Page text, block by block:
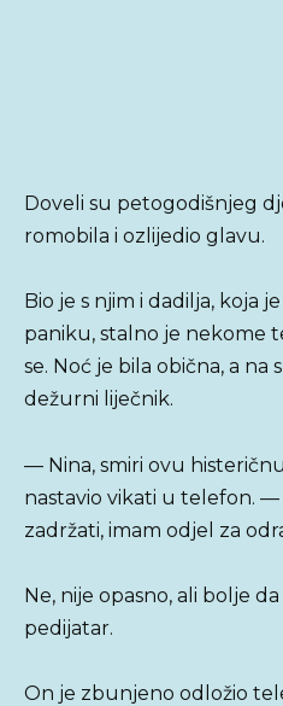
Doveli su petogodišnjeg
romobila i ozlijedio glavu.
Bio je s njim i dadilja, koja
paniku, stalno je nekome
se. Noć je bila obična, a na
dežurni liječnik.
— Nina, smiri ovu
nastavio vikati u telefon.
zadržati, imam odjel za
Ne, nije opasno, ali bolje
pedijatar.
On je zbunjeno odložio